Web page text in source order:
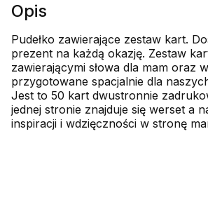
Opis
Pudełko zawierające zestaw kart.
prezent na każdą okazję. Zestaw
zawierającymi słowa dla mam oraz
przygotowane spacjalnie dla
Jest to 50 kart dwustronnie
jednej stronie znajduje się werset a
inspiracji i wdzięczności w stronę